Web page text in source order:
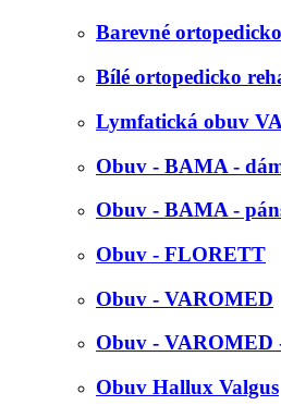
Barevné
Bílé ortopedicko
Lymfatická obuv
Obuv - BAMA -
Obuv - BAMA -
Obuv - FLORETT
Obuv - VAROMED
Obuv - VAROMED
Obuv Hallux Valgus